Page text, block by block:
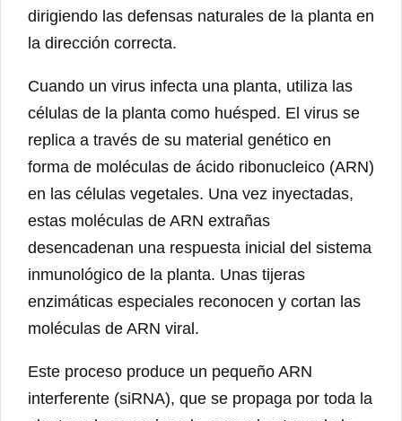
dirigiendo las defensas naturales de la planta en
la dirección correcta.
Cuando un virus infecta una planta, utiliza las
células de la planta como huésped. El virus se
replica a través de su material genético en
forma de moléculas de ácido ribonucleico (ARN)
en las células vegetales. Una vez inyectadas,
estas moléculas de ARN extrañas
desencadenan una respuesta inicial del sistema
inmunológico de la planta. Unas tijeras
enzimáticas especiales reconocen y cortan las
moléculas de ARN viral.
Este proceso produce un pequeño ARN
interferente (siRNA), que se propaga por toda la